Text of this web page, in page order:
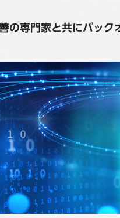
の専門家と共にバッ